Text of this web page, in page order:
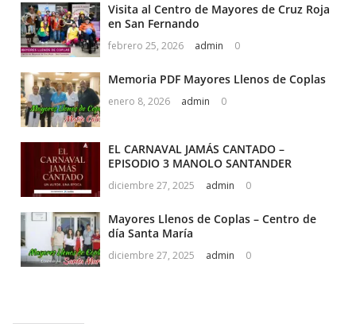
Visita al Centro de Mayores de Cruz Roja
en San Fernando
febrero 25, 2026 admin 0
Memoria PDF Mayores Llenos de Coplas
enero 8, 2026 admin 0
EL CARNAVAL JAMÁS CANTADO –
EPISODIO 3 MANOLO SANTANDER
diciembre 27, 2025 admin 0
Mayores Llenos de Coplas – Centro de
día Santa María
diciembre 27, 2025 admin 0